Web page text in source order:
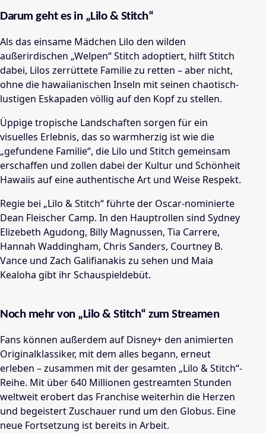
Darum geht es in „Lilo & Stitch“
Als das einsame Mädchen Lilo den wilden
außerirdischen „Welpen“ Stitch adoptiert, hilft Stitch
dabei, Lilos zerrüttete Familie zu retten – aber nicht,
ohne die hawaiianischen Inseln mit seinen chaotisch-
lustigen Eskapaden völlig auf den Kopf zu stellen.
Üppige tropische Landschaften sorgen für ein
visuelles Erlebnis, das so warmherzig ist wie die
„gefundene Familie“, die Lilo und Stitch gemeinsam
erschaffen und zollen dabei der Kultur und Schönheit
Hawaiis auf eine authentische Art und Weise Respekt.
Regie bei „Lilo & Stitch“ führte der Oscar-nominierte
Dean Fleischer Camp. In den Hauptrollen sind Sydney
Elizebeth Agudong, Billy Magnussen, Tia Carrere,
Hannah Waddingham, Chris Sanders, Courtney B.
Vance und Zach Galifianakis zu sehen und Maia
Kealoha gibt ihr Schauspieldebüt.
Noch mehr von „Lilo & Stitch“ zum Streamen
Fans können außerdem auf Disney+ den animierten
Originalklassiker, mit dem alles begann, erneut
erleben – zusammen mit der gesamten „Lilo & Stitch“-
Reihe. Mit über 640 Millionen gestreamten Stunden
weltweit erobert das Franchise weiterhin die Herzen
und begeistert Zuschauer rund um den Globus. Eine
neue Fortsetzung ist bereits in Arbeit.